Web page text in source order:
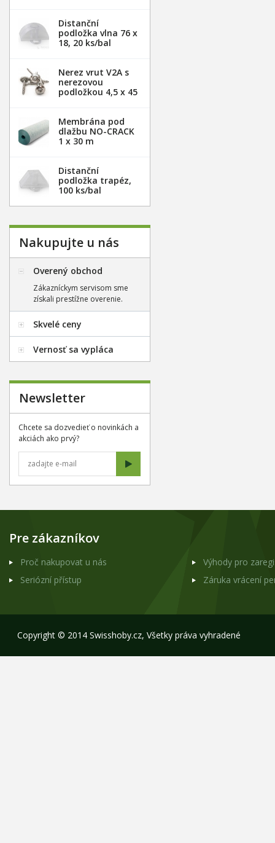
Distanční
podložka vlna 76 x
18, 20 ks/bal
Nerez vrut V2A s
nerezovou
podložkou 4,5 x 45
Membrána pod
dlažbu NO-CRACK
1 x 30 m
Distanční
podložka trapéz,
100 ks/bal
Nakupujte u nás
Overený obchod
Zákazníckym servisom sme
získali prestížne overenie.
Skvelé ceny
Vernosť sa vypláca
Newsletter
Chcete sa dozvedieť o novinkách a
akciách ako prvý?
Pre zákazníkov
Proč nakupovat u nás
Výhody pro
Seriózní přístup
Záruka vrácení
Copyright © 2014 Swisshoby.cz, Všetky práva vyhradené